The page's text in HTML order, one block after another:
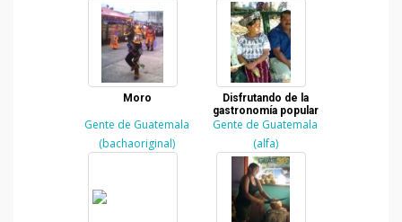
Moro
Gente de Guatemala
(bachaoriginal)
Disfrutando de la
gastronomía popular
Gente de Guatemala
(alfa)